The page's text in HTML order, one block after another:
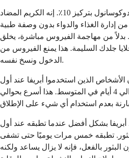
يحتوي أبريفا على دوكوسانول بتركيز 10٪. إنه الكريم المضاد
إدارة الغذاء والدواء بدون وصفة طبية
بدلاً من مهاجمة الفيروس مباشرة، يخلق
جلدك السليمة. هذا يمنع الفيروس من
الدخول ونسخ نفسه.
الذين استخدموا أبريفا عند أول
علامة للأعراض شفوا في حوالي 4 أيام في المتوسط. هذا أسرع بحوالي
أبريفا بشكل أفضل عندما تطبقه عند أول
تطبقه خمس مرات يوميًا حتى تشفى
بالفعل، فإنه لا يزال يساعد ولكنه